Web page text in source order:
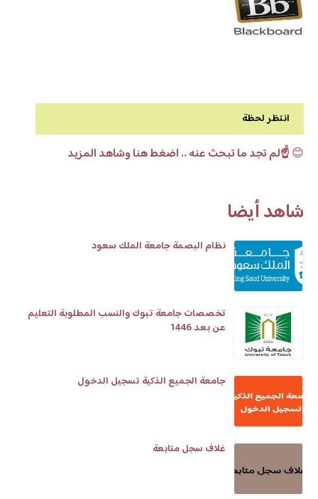
انتظر لحظة
😊☝️لم تجد ما تبحث عنه .. اضغط هنا وشاهد المزيد
شاهد أيضا
نظام البصمة جامعة الملك سعود
تخصصات جامعة تبوك والنسب المطلوبة التعليم
عن بعد 1446
جامعة الجميع الذكية تسجيل الدخول
غلاف سجل متابعة